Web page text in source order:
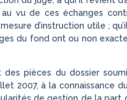
vu de ces échanges
d’instruction utile ;
du fond ont ou non
des pièces du dossier
2007, à la connaissance
de gestion de la part